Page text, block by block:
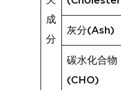
成
分
灰分(Ash)
碳水化合物
(CHO)